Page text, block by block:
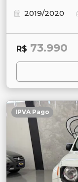
2019/2020
R$ 73.990
IPVA Pago